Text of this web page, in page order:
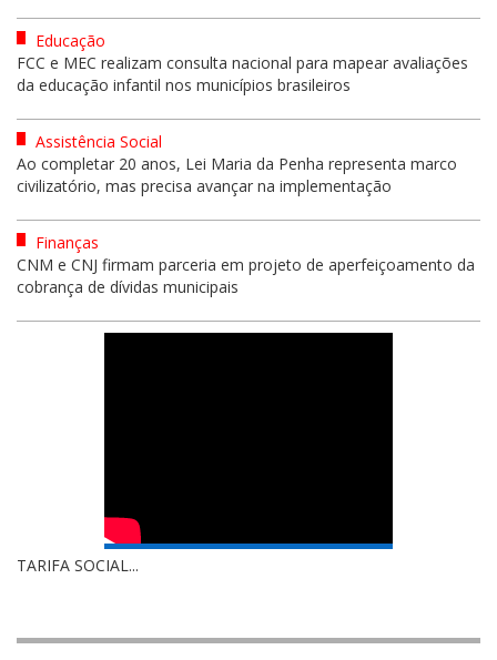
Educação
FCC e MEC realizam consulta nacional para mapear avaliações
da educação infantil nos municípios brasileiros
Assistência Social
Ao completar 20 anos, Lei Maria da Penha representa marco
civilizatório, mas precisa avançar na implementação
Finanças
CNM e CNJ firmam parceria em projeto de aperfeiçoamento da
cobrança de dívidas municipais
TARIFA SOCIAL...